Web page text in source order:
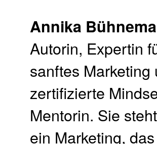
Annika
Autorin, Expertin
sanftes Marketing
zertifizierte
Mentorin. Sie
ein Marketing,